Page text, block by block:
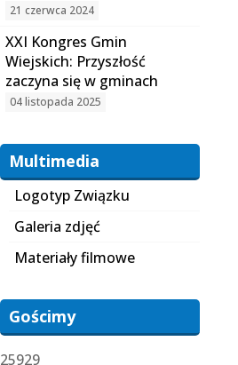
21 czerwca 2024
XXI Kongres Gmin
Wiejskich: Przyszłość
zaczyna się w gminach
04 listopada 2025
Multimedia
Logotyp Związku
Galeria zdjęć
Materiały filmowe
Gościmy
25929